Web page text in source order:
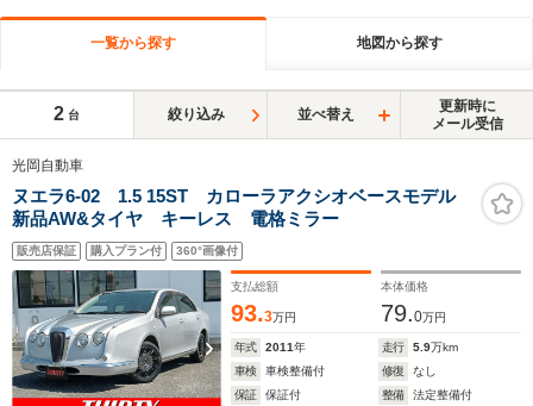
一覧から探す 地図から探す
2 台 絞り込み 並べ替え
更新時に
メール受信
光岡自動車
ヌエラ6-02 1.5 15ST カローラアクシオベースモデル
新品AW&タイヤ キーレス 電格ミラー
販売店保証 購入プラン付 360°画像付
支払総額
93.3万円
本体価格
79.0万円
年式 2011年 走行 5.9万km
車検
車検整備付 修復
なし
保証
保証付 整備
法定整備付